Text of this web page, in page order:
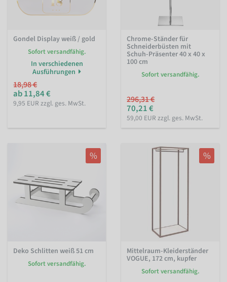
Gondel Display weiß / gold
Sofort versandfähig.
In verschiedenen
Ausführungen
18,98 €
ab 11,84 €
9,95 EUR zzgl. ges. MwSt.
Chrome-Ständer für
Schneiderbüsten mit
Schuh-Präsenter 40 x 40 x
100 cm
Sofort versandfähig.
296,31 €
70,21 €
59,00 EUR zzgl. ges. MwSt.
%
Deko Schlitten weiß 51 cm
Sofort versandfähig.
%
Mittelraum-Kleiderständer
VOGUE, 172 cm, kupfer
Sofort versandfähig.